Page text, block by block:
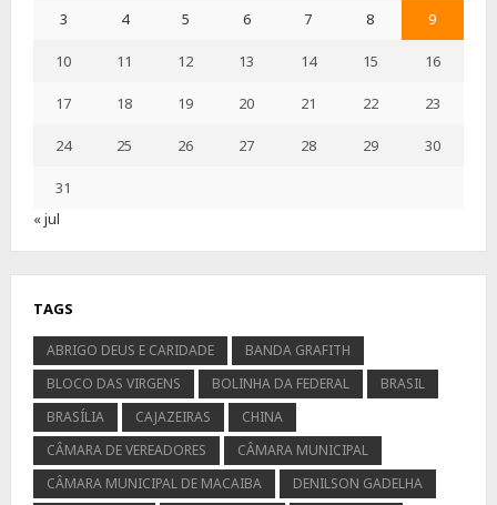
3 4 5 6 7 8 9
10 11 12 13 14 15 16
17 18 19 20 21 22 23
24 25 26 27 28 29 30
31
« jul
TAGS
ABRIGO DEUS E CARIDADE
BANDA GRAFITH
BLOCO DAS VIRGENS
BOLINHA DA FEDERAL
BRASIL
BRASÍLIA
CAJAZEIRAS
CHINA
CÂMARA DE VEREADORES
CÂMARA MUNICIPAL
CÂMARA MUNICIPAL DE MACAIBA
DENILSON GADELHA